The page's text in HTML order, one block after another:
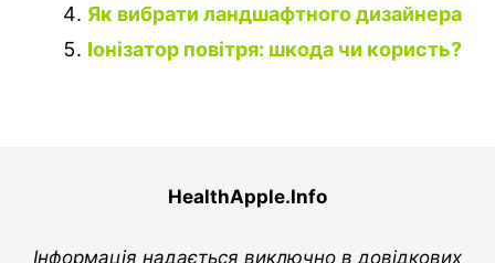
Як вибрати ландшафтного дизайнера
Іонізатор повітря: шкода чи користь?
HealthApple.Info
Інформація надається виключно в довідкових